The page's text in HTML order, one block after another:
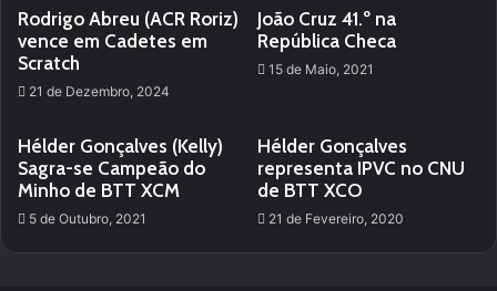
Rodrigo Abreu (ACR Roriz)
vence em Cadetes em
Scratch
21 de Dezembro, 2024
João Cruz 41.º na
República Checa
15 de Maio, 2021
Hélder Gonçalves (Kelly)
Sagra-se Campeão do
Minho de BTT XCM
5 de Outubro, 2021
Hélder Gonçalves
representa IPVC no CNU
de BTT XCO
21 de Fevereiro, 2020